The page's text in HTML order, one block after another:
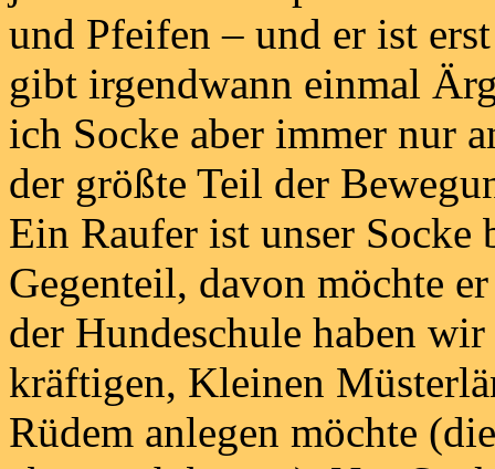
und Pfeifen – und er ist
gibt irgendwann einmal
ich Socke aber immer nur
der größte Teil der
Ein Raufer ist unser Socke
Gegenteil, davon möchte
der Hundeschule haben
kräftigen, Kleinen
Rüdem anlegen möchte